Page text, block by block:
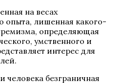
на весах
опыта, лишенная какого-
определяющая
умственного и
интерес для
человека безграничная